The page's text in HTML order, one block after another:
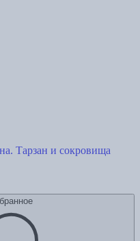
Тарзан и сокровища